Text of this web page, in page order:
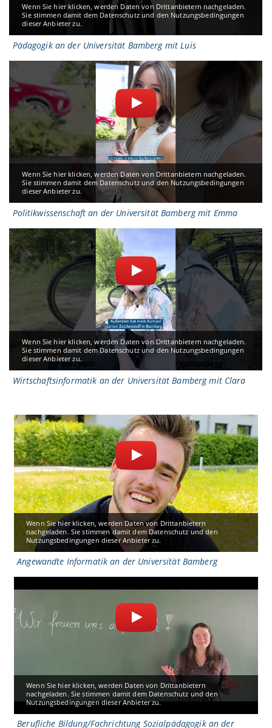
Wenn Sie hier klicken, werden Daten von Drittanbietern nachgeladen.
Sie stimmen damit dem Datenschutz und den Nutzungsbedingungen
dieser Anbieter zu.
Pädagogik an der Universität Bamberg mit Luis
Wenn Sie hier klicken, werden Daten von Drittanbietern nachgeladen.
Sie stimmen damit dem Datenschutz und den Nutzungsbedingungen
dieser Anbieter zu.
Politikwissenschaft an der Universität Bamberg mit Emma
Wenn Sie hier klicken, werden Daten von Drittanbietern nachgeladen.
Sie stimmen damit dem Datenschutz und den Nutzungsbedingungen
dieser Anbieter zu.
Wirtschaftsinformatik an der Universität Bamberg mit Clara
Wenn Sie hier klicken, werden Daten von Drittanbietern
nachgeladen. Sie stimmen damit dem Datenschutz und den
Nutzungsbedingungen dieser Anbieter zu.
Angewandte Informatik an der Universität Bamberg
Wenn Sie hier klicken, werden Daten von Drittanbietern
nachgeladen. Sie stimmen damit dem Datenschutz und den
Nutzungsbedingungen dieser Anbieter zu.
Berufliche Bildung/Fachrichtung Sozialpädagogik an der